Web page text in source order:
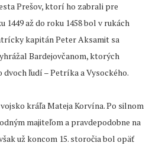
Prešov, ktorí ho zabrali pre
1449 až do roku 1458 bol v rukách
kapitán Peter Aksamit sa
Bardejovčanom, ktorých
dvoch ľudí – Petríka a Vysockého.
kráľa Mateja Korvína. Po silnom
majiteľom a pravdepodobne na
už koncom 15. storočia bol opäť